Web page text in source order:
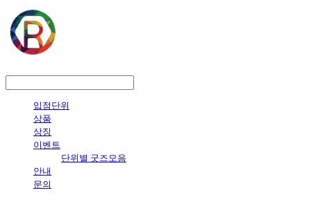
입점단위
상품
상징
이벤트
단위별 굿즈모음
안내
문의